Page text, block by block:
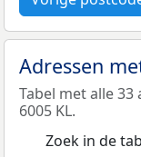
Adressen
Tabel met alle
6005 KL.
Zoek in de